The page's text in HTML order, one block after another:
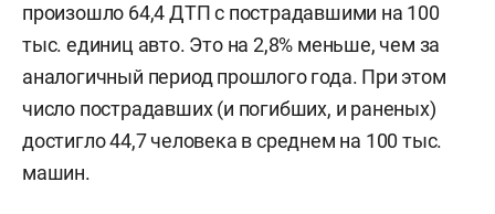
произошло 64,4 ДТП с пострадавшими на 100
тыс. единиц авто. Это на 2,8% меньше, чем за
аналогичный период прошлого года. При этом
число пострадавших (и погибших, и раненых)
достигло 44,7 человека в среднем на 100 тыс.
машин.